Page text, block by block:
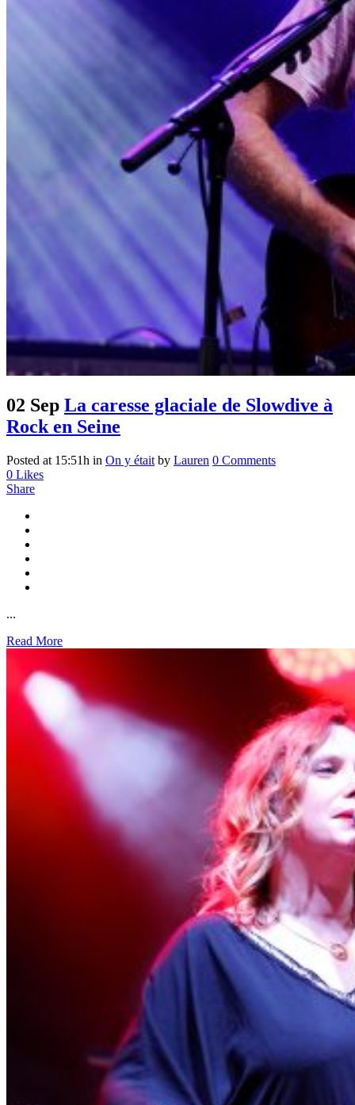
02 Sep La caresse glaciale de Slowdive à
Rock en Seine
Posted at 15:51h in On y était by Lauren 0 Comments
0 Likes
Share
...
Read More